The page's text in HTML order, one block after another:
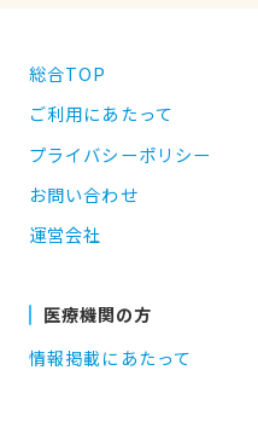
総合TOP
ご利用にあたって
プライバシーポリシー
お問い合わせ
運営会社
医療機関の方
情報掲載にあたって